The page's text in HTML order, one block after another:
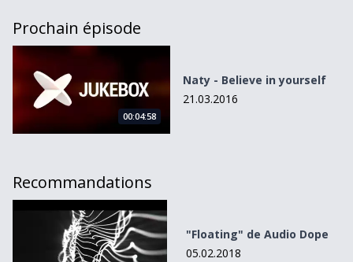
Prochain épisode
Naty - Believe in yourself
00:04:58
Naty - Believe in yourself
21.03.2016
Recommandations
&quot;Floating&quot; de Audio Dope
"Floating" de Audio Dope
05.02.2018